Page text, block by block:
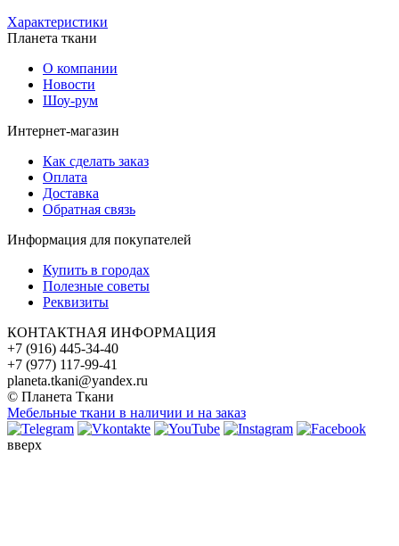
Характеристики
Планета ткани
О компании
Новости
Шоу-рум
Интернет-магазин
Как сделать заказ
Оплата
Доставка
Обратная связь
Информация для покупателей
Купить в городах
Полезные советы
Реквизиты
КОНТАКТНАЯ ИНФОРМАЦИЯ
+7 (916) 445-34-40
+7 (977) 117-99-41
planeta.tkani@yandex.ru
© Планета Ткани
Мебельные ткани в наличии и на заказ
вверх